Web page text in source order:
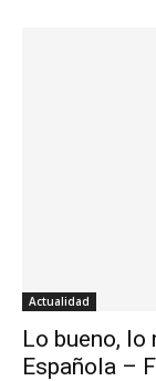
Actualidad
Lo bueno, lo
Española –